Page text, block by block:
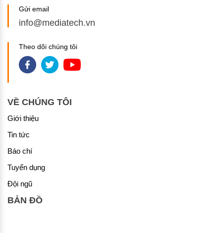
Gửi email
info@mediatech.vn
Theo dõi chúng tôi
VỀ CHÚNG TÔI
Giới thiệu
Tin tức
Báo chí
Tuyển dụng
Đội ngũ
BẢN ĐỒ